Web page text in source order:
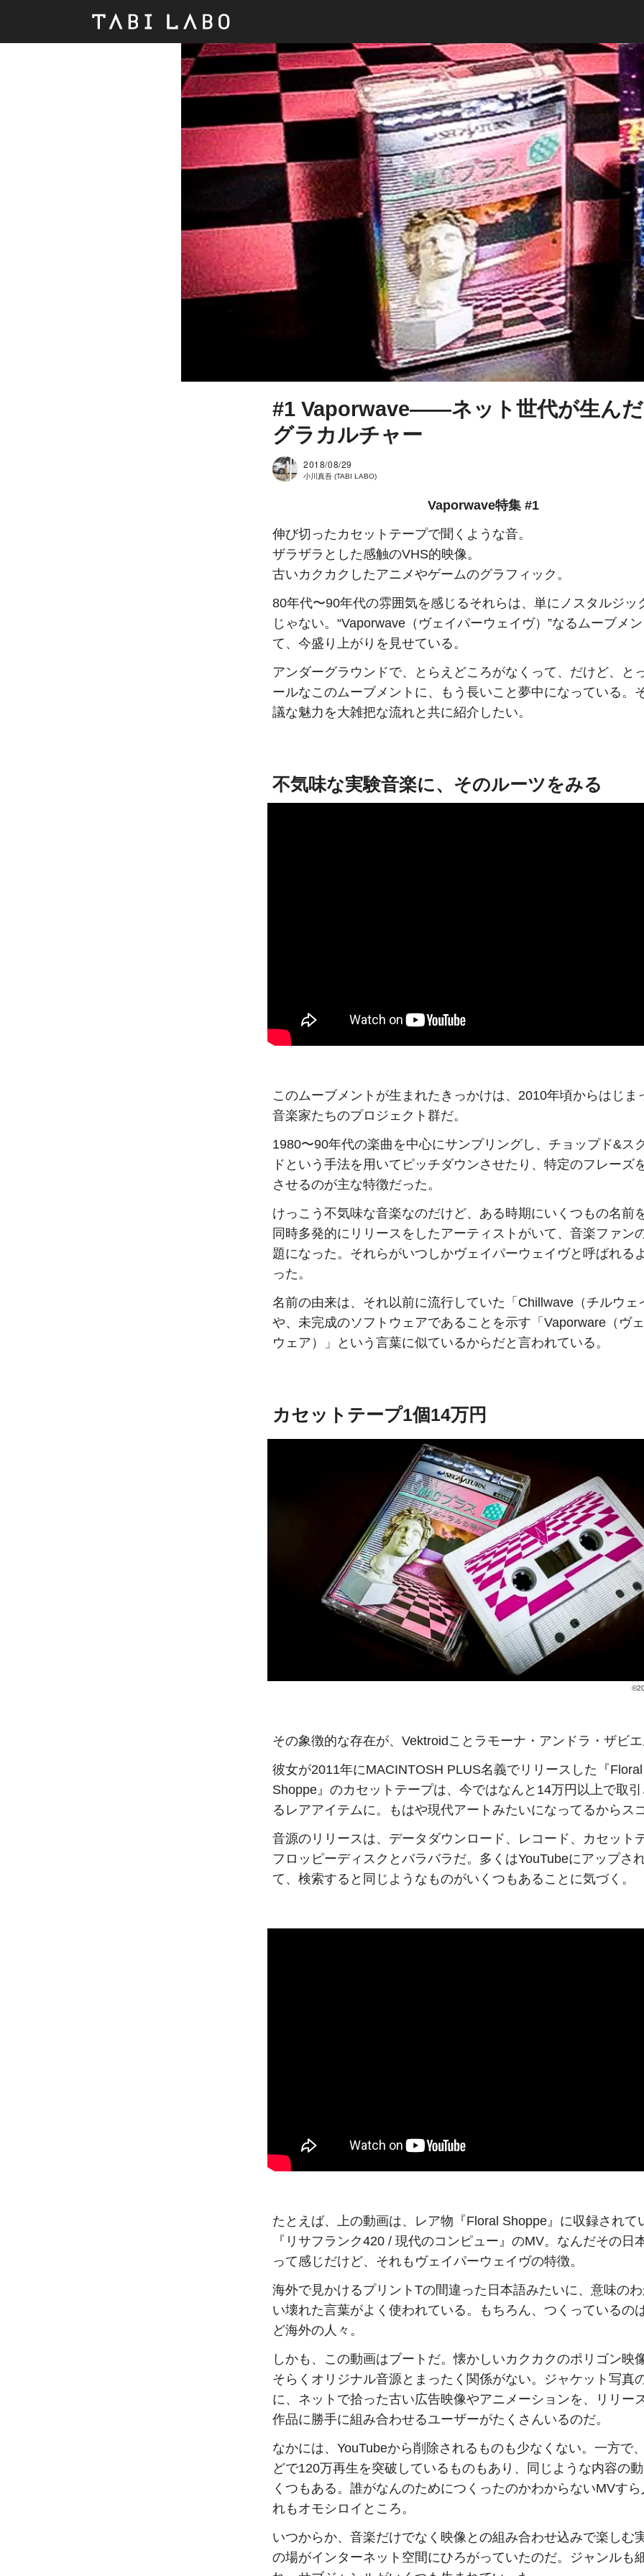
#1 Vaporwave――ネット世代が生ん
グラカルチャー
2018/08/29
小川真吾 (TABI LABO)
Vaporwave特集 #1
伸び切ったカセットテープで聞くような音。
ザラザラとした感触のVHS的映像。
古いカクカクしたアニメやゲームのグラフィック。
80年代〜90年代の雰囲気を感じるそれらは、単にノスタルジッ
じゃない。“Vaporwave（ヴェイパーウェイヴ）”なるムーブメ
て、今盛り上がりを見せている。
アンダーグラウンドで、とらえどころがなくって、だけど、と
ールなこのムーブメントに、もう長いこと夢中になっている。
議な魅力を大雑把な流れと共に紹介したい。
不気味な実験音楽に、そのルーツをみる
このムーブメントが生まれたきっかけは、2010年頃からはじま
音楽家たちのプロジェクト群だ。
1980〜90年代の楽曲を中心にサンプリングし、チョップド&ス
ドという手法を用いてピッチダウンさせたり、特定のフレーズ
させるのが主な特徴だった。
けっこう不気味な音楽なのだけど、ある時期にいくつもの名前
同時多発的にリリースをしたアーティストがいて、音楽ファン
題になった。それらがいつしかヴェイパーウェイヴと呼ばれる
った。
名前の由来は、それ以前に流行していた「Chillwave（チルウェ
や、未完成のソフトウェアであることを示す「Vaporware（ヴ
ウェア）」という言葉に似ているからだと言われている。
カセットテープ1個14万円
その象徴的な存在が、Vektroidことラモーナ・アンドラ・ザビエ
彼女が2011年にMACINTOSH PLUS名義でリリースした『Floral
Shoppe』のカセットテープは、今ではなんと14万円以上で取
るレアアイテムに。もはや現代アートみたいになってるからスゴ
音源のリリースは、データダウンロード、レコード、カセット
フロッピーディスクとバラバラだ。 多くはYouTubeにアップさ
て、検索すると同じようなものがいくつもあることに気づく。
たとえば、上の動画は、レア物『Floral Shoppe』に収録されて
『リサフランク420 / 現代のコンピュー』のMV。なんだその日
って感じだけど、それもヴェイパーウェイヴの特徴。
海外で見かけるプリントTの間違った日本語みたいに、意味の
い壊れた言葉がよく使われている 。もちろん、つくっているの
ど海外の人々。
しかも、この動画はブートだ。懐かしいカクカクのポリゴン映
そらくオリジナル音源とまったく関係がない。ジャケット写真
に、ネットで拾った古い広告映像やアニメーションを、リリー
作品に勝手に組み合わせるユーザーがたくさんいるのだ。
なかには、YouTubeから削除されるものも少なくない。一方で
どで120万再生を突破しているものもあり、同じような内容の
くつもある。誰がなんのためにつくったのかわからないMVすら
れもオモシロイところ。
いつからか、音楽だけでなく映像との組み合わせ込みで楽しむ
の場がインターネット空間にひろがっていたのだ。ジャンルも